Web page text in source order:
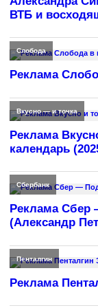
ВТБ и
Слобода
Реклама
Вкусно — и точка
Реклама
календарь
Сбербанк
Реклама Сбер
(Александр
Пенталгин
Реклама